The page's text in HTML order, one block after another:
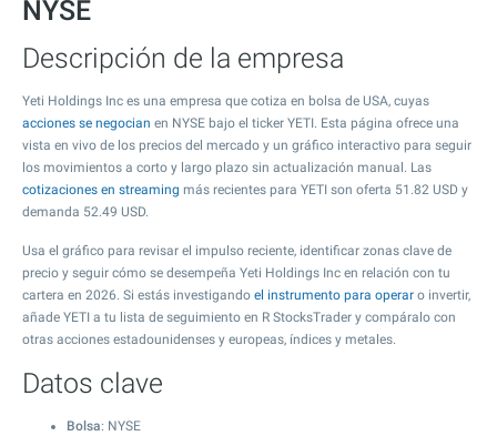
NYSE
Descripción de la empresa
Yeti Holdings Inc es una empresa que cotiza en bolsa de USA, cuyas
acciones se negocian en NYSE bajo el ticker YETI. Esta página ofrece una
vista en vivo de los precios del mercado y un gráfico interactivo para seguir
los movimientos a corto y largo plazo sin actualización manual. Las
cotizaciones en streaming más recientes para YETI son oferta 51.82 USD y
demanda 52.49 USD.
Usa el gráfico para revisar el impulso reciente, identificar zonas clave de
precio y seguir cómo se desempeña Yeti Holdings Inc en relación con tu
cartera en 2026. Si estás investigando el instrumento para operar o invertir,
añade YETI a tu lista de seguimiento en R StocksTrader y compáralo con
otras acciones estadounidenses y europeas, índices y metales.
Datos clave
Bolsa: NYSE